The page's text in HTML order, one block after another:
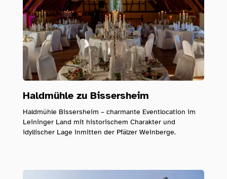
Haldmühle zu Bissersheim
Haldmühle Bissersheim – charmante Eventlocation im
Leininger Land mit historischem Charakter und
idyllischer Lage inmitten der Pfälzer Weinberge.